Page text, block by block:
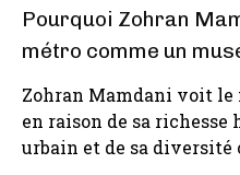
Pourquoi Zohran
métro comme un
Zohran Mamdani voit le
en raison de sa richesse
urbain et de sa